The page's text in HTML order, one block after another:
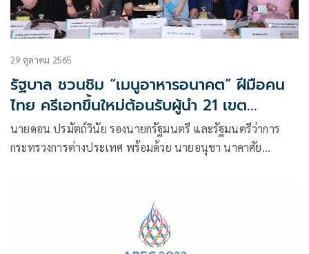
29 ตุลาคม 2565
รัฐบาล ชวนชิม “เมนูอาหารอนาคต” ฝีมือคน
ไทย ครีเอทขึ้นใหม่ต้อนรับผู้นำ 21 เขต
เศรษฐกิจ ในโครงการ APEC Future Food
for Sustainability
นายดอน ปรมัตถ์วินัย รองนายกรัฐมนตรี และรัฐมนตรีว่าการ
กระทรวงการต่างประเทศ พร้อมด้วย นายอนุชา นาคาศัย
สิ่งแวดล้อม เป็นส่วนหนึ่งของกิจกรรม ภายใต้โครงการ APEC
Future Food for Sustainability